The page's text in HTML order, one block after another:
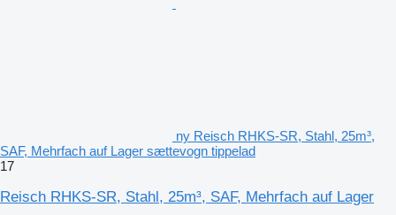
ny Reisch RHKS-SR, Stahl, 25m³,
SAF, Mehrfach auf Lager sættevogn tippelad
17
Reisch RHKS-SR, Stahl, 25m³, SAF, Mehrfach auf Lager